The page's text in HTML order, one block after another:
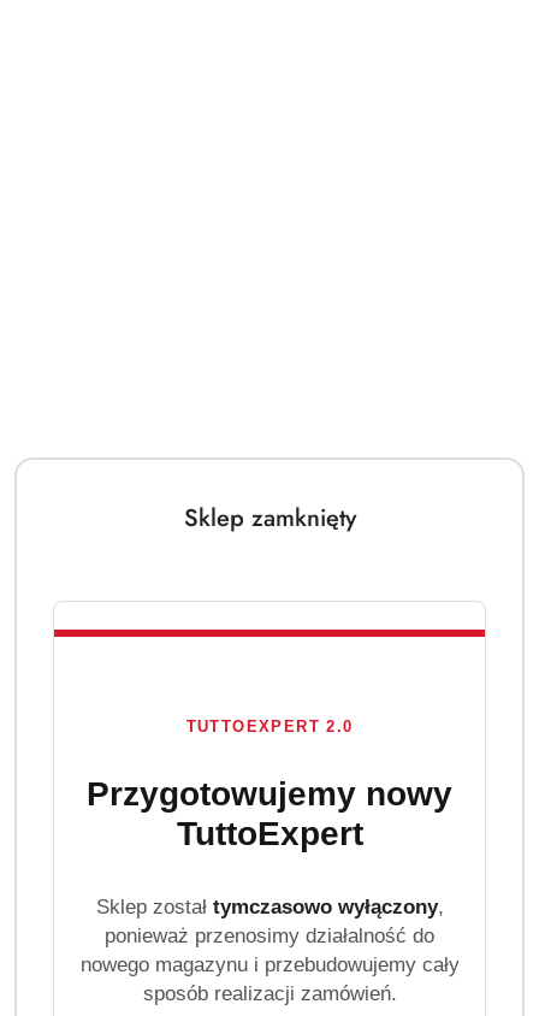
Sklep zamknięty
TUTTOEXPERT 2.0
Przygotowujemy nowy
TuttoExpert
Sklep został tymczasowo wyłączony,
ponieważ przenosimy działalność do
nowego magazynu i przebudowujemy cały
sposób realizacji zamówień.